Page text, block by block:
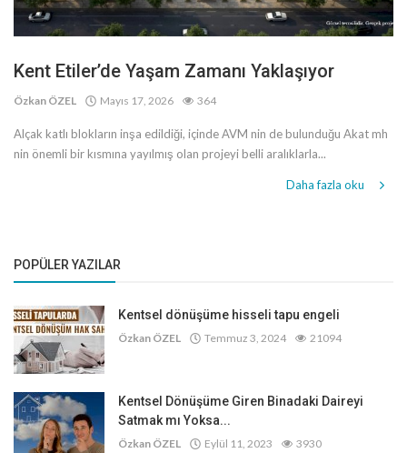
Kent Etiler’de Yaşam Zamanı Yaklaşıyor
Özkan ÖZEL Mayıs 17, 2026 364
Alçak katlı blokların inşa edildiği, içinde AVM nin de bulunduğu Akat mh
nin önemli bir kısmına yayılmış olan projeyi belli aralıklarla...
Daha fazla oku
POPÜLER YAZILAR
Kentsel dönüşüme hisseli tapu engeli
Özkan ÖZEL Temmuz 3, 2024 21094
Kentsel Dönüşüme Giren Binadaki Daireyi
Satmak mı Yoksa...
Özkan ÖZEL Eylül 11, 2023 3930